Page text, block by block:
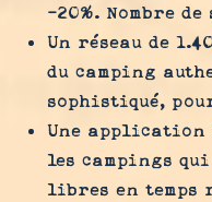
-20%. Nombre
Un réseau de
du camping
sophistiqué,
Une application
les campings qui
libres en temps